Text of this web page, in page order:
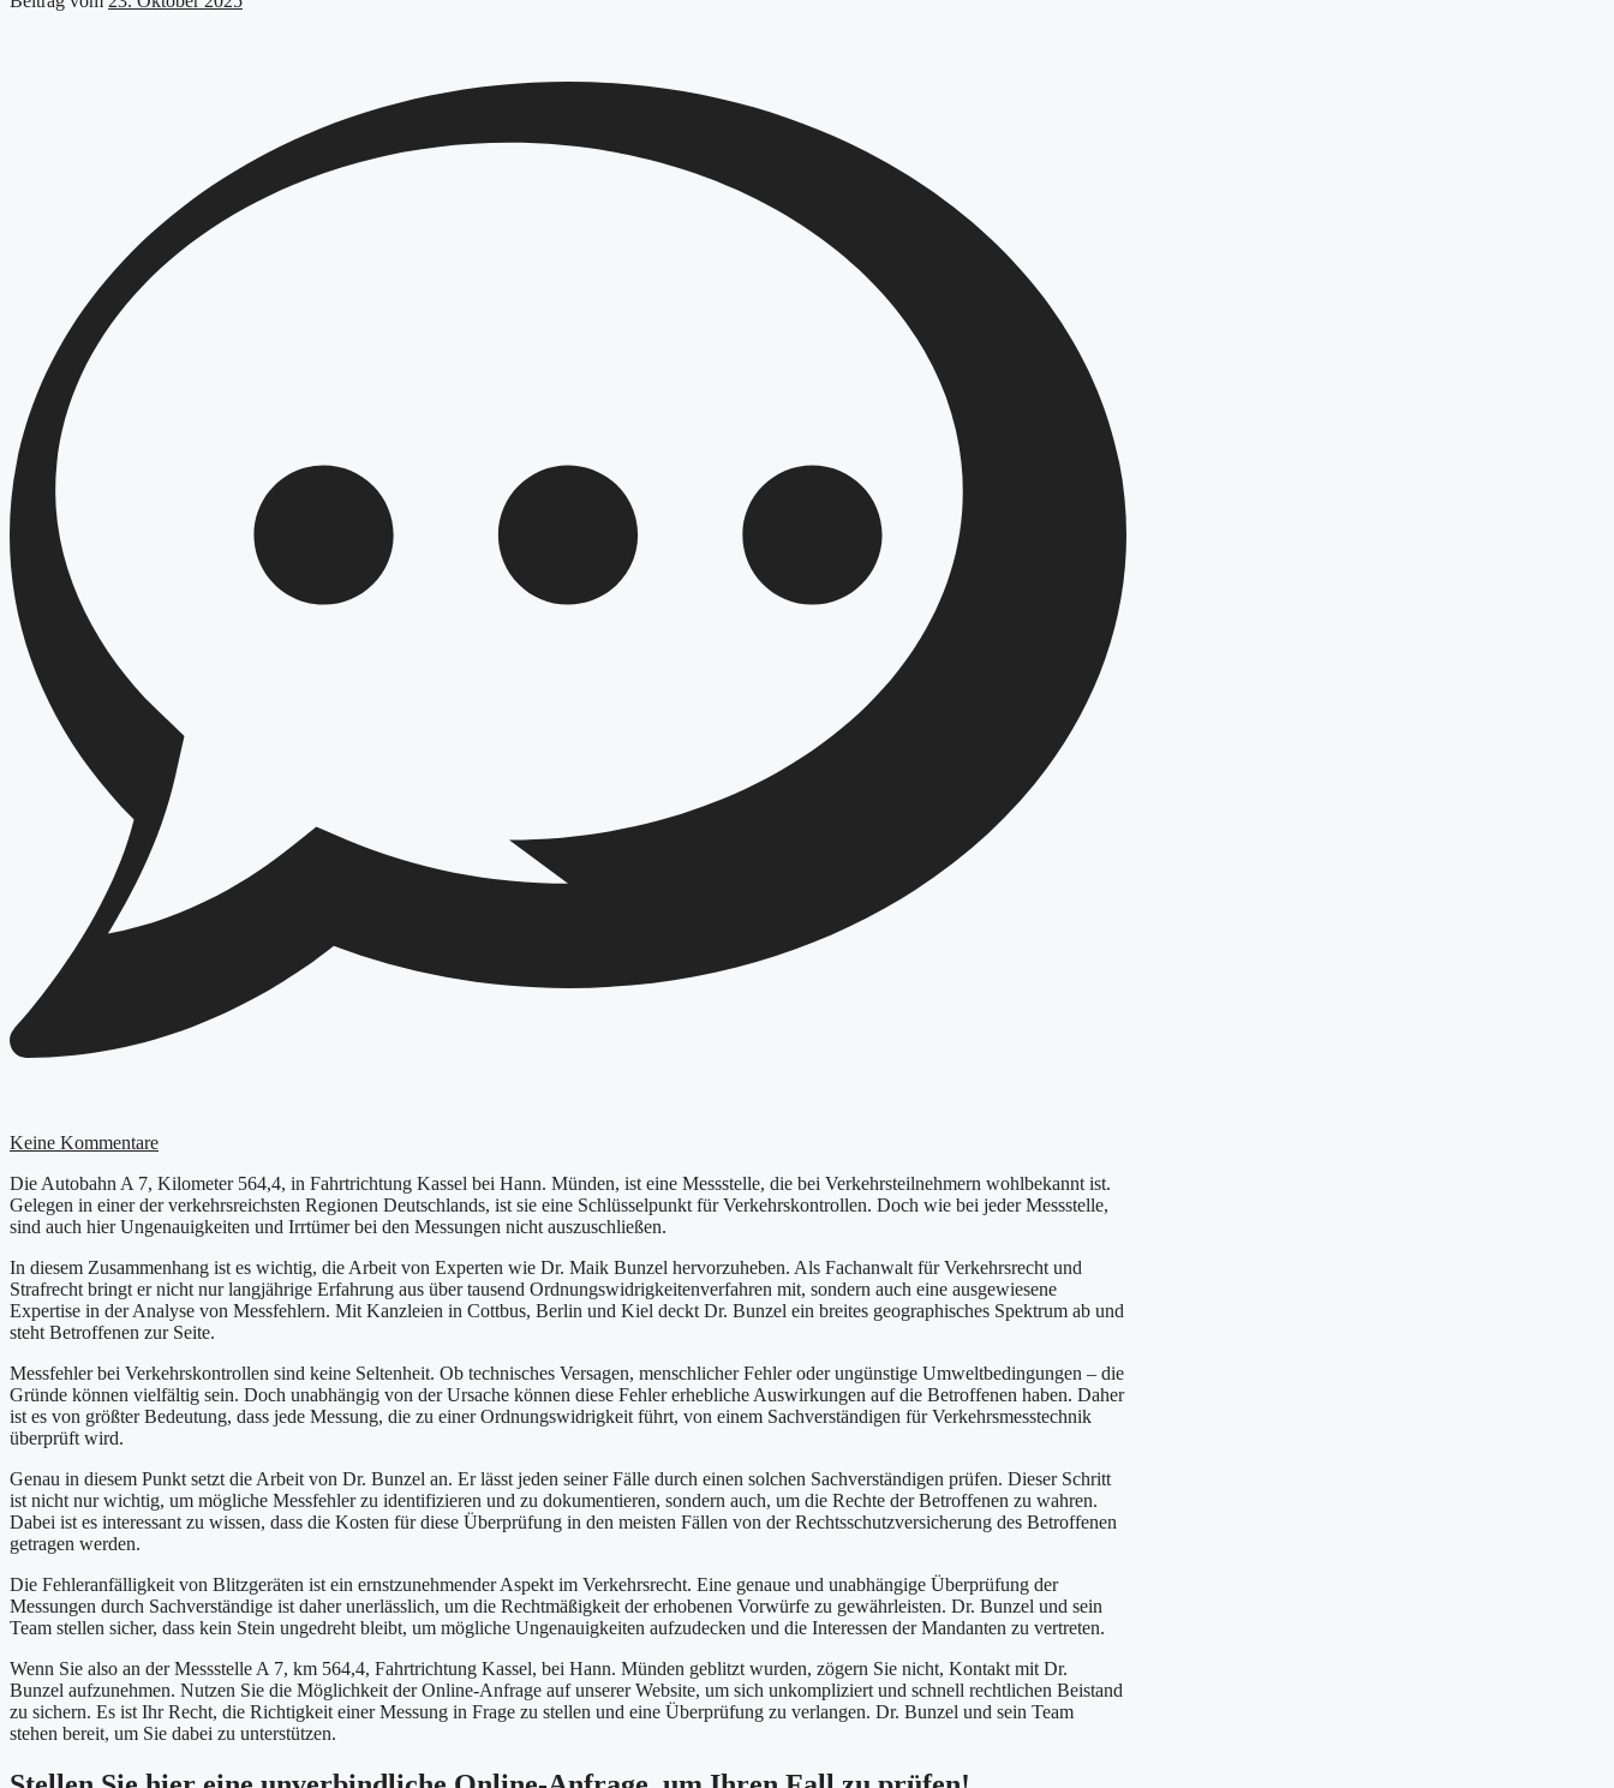
Keine Kommentare
Die Autobahn A 7, Kilometer 564,4, in Fahrtrichtung Kassel bei Hann. Münden, ist eine Messstelle, die bei Verkehrsteilnehmern wohlbekannt ist.
Gelegen in einer der verkehrsreichsten Regionen Deutschlands, ist sie eine Schlüsselpunkt für Verkehrskontrollen. Doch wie bei jeder Messstelle,
sind auch hier Ungenauigkeiten und Irrtümer bei den Messungen nicht auszuschließen.
In diesem Zusammenhang ist es wichtig, die Arbeit von Experten wie Dr. Maik Bunzel hervorzuheben. Als Fachanwalt für Verkehrsrecht und
Strafrecht bringt er nicht nur langjährige Erfahrung aus über tausend Ordnungswidrigkeitenverfahren mit, sondern auch eine ausgewiesene
Expertise in der Analyse von Messfehlern. Mit Kanzleien in Cottbus, Berlin und Kiel deckt Dr. Bunzel ein breites geographisches Spektrum ab und
steht Betroffenen zur Seite.
Messfehler bei Verkehrskontrollen sind keine Seltenheit. Ob technisches Versagen, menschlicher Fehler oder ungünstige Umweltbedingungen – die
Gründe können vielfältig sein. Doch unabhängig von der Ursache können diese Fehler erhebliche Auswirkungen auf die Betroffenen haben. Daher
ist es von größter Bedeutung, dass jede Messung, die zu einer Ordnungswidrigkeit führt, von einem Sachverständigen für Verkehrsmesstechnik
überprüft wird.
Genau in diesem Punkt setzt die Arbeit von Dr. Bunzel an. Er lässt jeden seiner Fälle durch einen solchen Sachverständigen prüfen. Dieser Schritt
ist nicht nur wichtig, um mögliche Messfehler zu identifizieren und zu dokumentieren, sondern auch, um die Rechte der Betroffenen zu wahren.
Dabei ist es interessant zu wissen, dass die Kosten für diese Überprüfung in den meisten Fällen von der Rechtsschutzversicherung des Betroffenen
getragen werden.
Die Fehleranfälligkeit von Blitzgeräten ist ein ernstzunehmender Aspekt im Verkehrsrecht. Eine genaue und unabhängige Überprüfung der
Messungen durch Sachverständige ist daher unerlässlich, um die Rechtmäßigkeit der erhobenen Vorwürfe zu gewährleisten. Dr. Bunzel und sein
Team stellen sicher, dass kein Stein ungedreht bleibt, um mögliche Ungenauigkeiten aufzudecken und die Interessen der Mandanten zu vertreten.
Wenn Sie also an der Messstelle A 7, km 564,4, Fahrtrichtung Kassel, bei Hann. Münden geblitzt wurden, zögern Sie nicht, Kontakt mit Dr.
Bunzel aufzunehmen. Nutzen Sie die Möglichkeit der Online-Anfrage auf unserer Website, um sich unkompliziert und schnell rechtlichen Beistand
zu sichern. Es ist Ihr Recht, die Richtigkeit einer Messung in Frage zu stellen und eine Überprüfung zu verlangen. Dr. Bunzel und sein Team
stehen bereit, um Sie dabei zu unterstützen.